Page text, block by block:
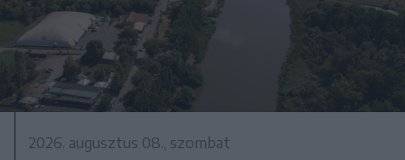
2026. augusztus 08., szombat